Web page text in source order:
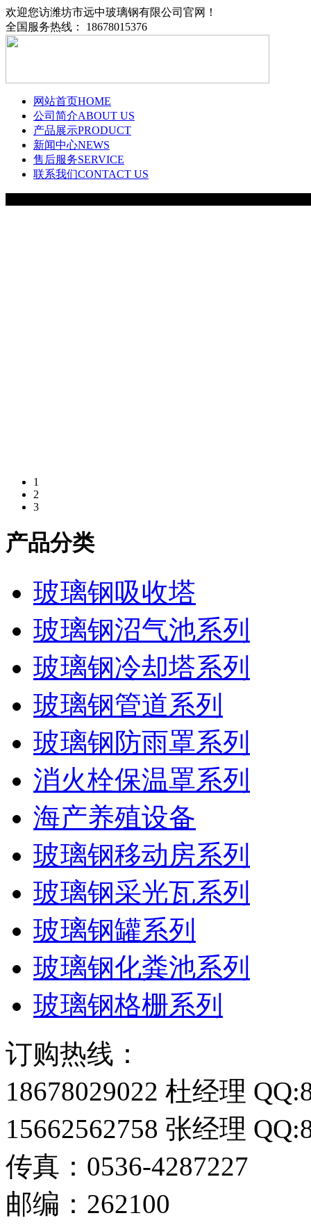
欢迎您访潍坊市远中玻璃钢有限公司官网！
全国服务热线： 18678015376
网站首页HOME
公司简介ABOUT US
产品展示PRODUCT
新闻中心NEWS
售后服务SERVICE
联系我们CONTACT US
1
2
3
产品分类
玻璃钢吸收塔
玻璃钢沼气池系列
玻璃钢冷却塔系列
玻璃钢管道系列
玻璃钢防雨罩系列
消火栓保温罩系列
海产养殖设备
玻璃钢移动房系列
玻璃钢采光瓦系列
玻璃钢罐系列
玻璃钢化粪池系列
玻璃钢格栅系列
订购热线：
18678029022 杜经理
15662562758 张经理
传真：0536-4287227
邮编：262100